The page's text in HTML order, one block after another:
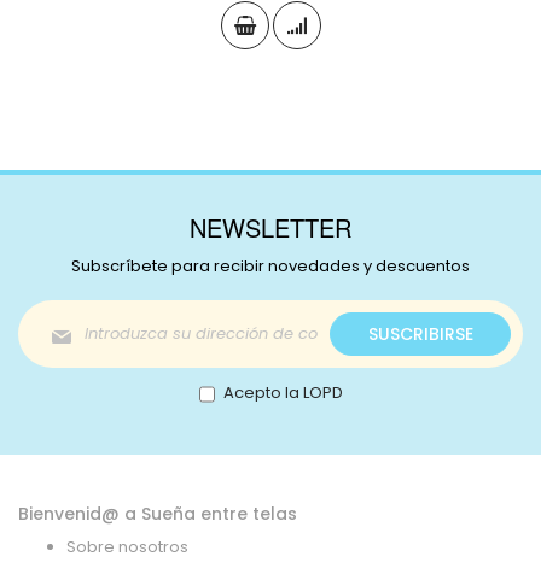
NEWSLETTER
Subscríbete para recibir novedades y descuentos
Inscríbase
a
nuestro
boletín
de
SUSCRIBIRSE
Acepto la LOPD
Bienvenid@ a Sueña entre telas
Sobre nosotros